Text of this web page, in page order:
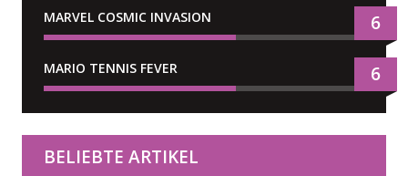
MARVEL COSMIC INVASION 6
MARIO TENNIS FEVER 6
BELIEBTE ARTIKEL